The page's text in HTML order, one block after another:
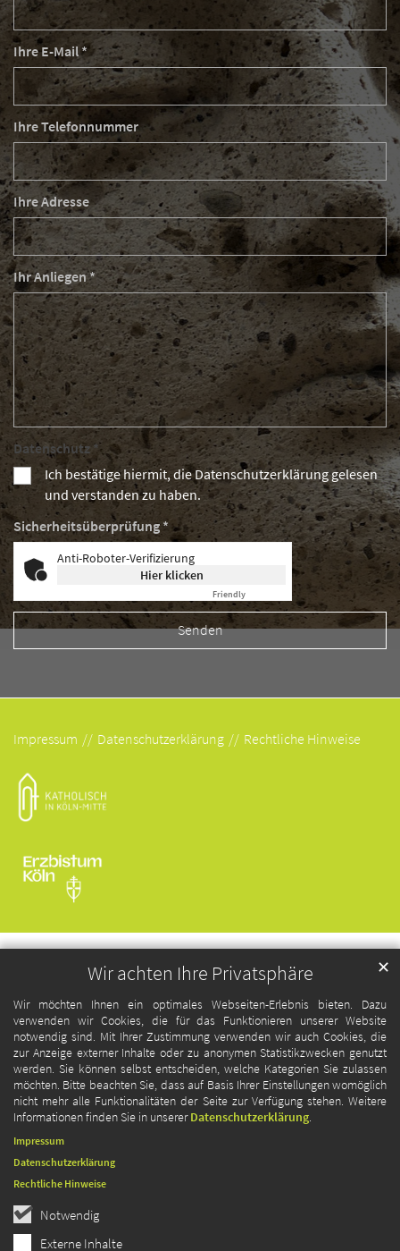
Wir achten Ihre Privatsphäre
Wir möchten Ihnen ein optimales Webseiten-Erlebnis bieten. Dazu
verwenden wir Cookies, die für das Funktionieren unserer Website
notwendig sind. Mit Ihrer Zustimmung verwenden wir auch Cookies, die
zur Anzeige externer Inhalte oder zu anonymen Statistikzwecken genutzt
werden. Sie können selbst entscheiden, welche Kategorien Sie zulassen
möchten. Bitte beachten Sie, dass auf Basis Ihrer Einstellungen womöglich
nicht mehr alle Funktionalitäten der Seite zur Verfügung stehen. Weitere
Informationen finden Sie in unsererDatenschutzerklärung.
Notwendig
Externe Inhalte
✕
Impressum
Datenschutzerklärung
Rechtliche Hinweise
Ihre E-Mail *
Ihre Telefonnummer
Ihre Adresse
Ihr Anliegen *
Datenschutz *
Ich bestätige hiermit, die Datenschutzerklärung gelesen
und verstanden zu haben.
Sicherheitsüberprüfung *
Anti-Roboter-Verifizierung
Hier klicken
Friendly
Impressum Datenschutzerklärung Rechtliche Hinweise